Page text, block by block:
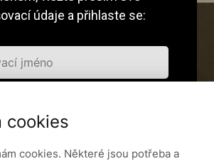
údaje a přihlaste se:
cookies
cookies. Některé jsou potřeba a